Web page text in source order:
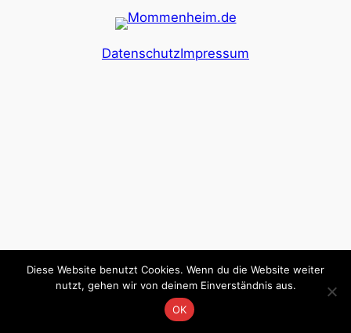
DatenschutzImpressum
Diese Website benutzt Cookies. Wenn du die Website weiter
nutzt, gehen wir von deinem Einverständnis aus.
OK